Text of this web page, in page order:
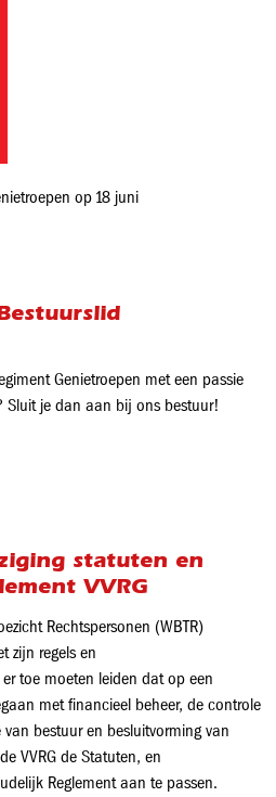
op 18 juni
Genietroepen met een passie
je dan aan bij ons bestuur!
statuten en
VVRG
Rechtspersonen (WBTR)
zijn regels en
toe moeten leiden dat op een
met financieel beheer, de controle
bestuur en besluitvorming van
VVRG de Statuten, en
Reglement aan te passen.